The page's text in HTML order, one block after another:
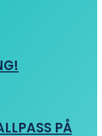
PÅ